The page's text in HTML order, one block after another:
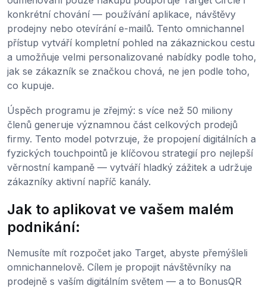
konkrétní chování — používání aplikace, návštěvy
prodejny nebo otevírání e-mailů. Tento omnichannel
přístup vytváří kompletní pohled na zákaznickou cestu
a umožňuje velmi personalizované nabídky podle toho,
jak se zákazník se značkou chová, ne jen podle toho,
co kupuje.
Úspěch programu je zřejmý: s více než 50 miliony
členů generuje významnou část celkových prodejů
firmy. Tento model potvrzuje, že propojení digitálních a
fyzických touchpointů je klíčovou strategií pro nejlepší
věrnostní kampaně — vytváří hladký zážitek a udržuje
zákazníky aktivní napříč kanály.
Jak to aplikovat ve vašem malém
podnikání:
Nemusíte mít rozpočet jako Target, abyste přemýšleli
omnichannelově. Cílem je propojit návštěvníky na
prodejně s vaším digitálním světem — a to BonusQR